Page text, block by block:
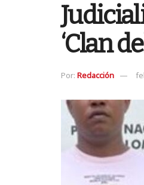
‘Clan
Por: Redacción